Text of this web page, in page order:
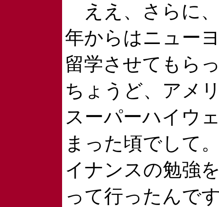
ええ、さらに
年からはニュー
留学させてもら
ちょうど、アメ
スーパーハイウ
まった頃でして
イナンスの勉強
って行ったんで